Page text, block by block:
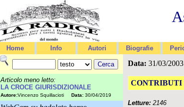
Home Info Autori Biografie
Articolo meno letto:
LA CROCE GIURISDIZIONALE
Autore:Vincenzo Squillacioti Data: 30/04/2019
Data: 31/03/
CONTRIBUTI
Letture: 2146